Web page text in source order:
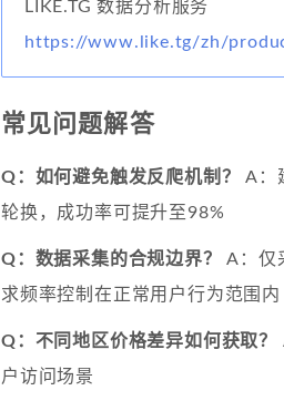
LIKE.TG 数据分析服务
https://www.like.tg/zh/
常见问题解答
Q：如何避免触发反爬机制？
A：
轮换，成功率可提升至98%
Q：数据采集的合规边界？
A：仅
求频率控制在正常用户行为范围内
Q：不同地区价格差异如何获取？
户访问场景